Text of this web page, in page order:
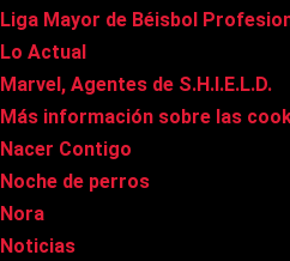
Liga Mayor de Béisbol
Lo Actual
Marvel, Agentes de S.H.I.E.L.D.
Más información sobre las
Nacer Contigo
Noche de perros
Nora
Noticias